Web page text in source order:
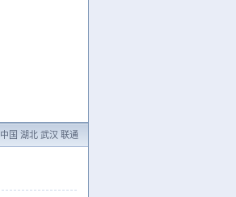
中国 湖北 武汉 联通